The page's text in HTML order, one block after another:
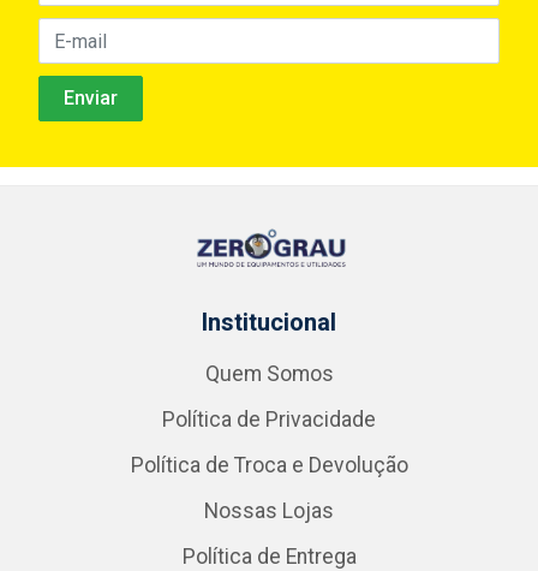
Institucional
Quem Somos
Política de Privacidade
Política de Troca e Devolução
Nossas Lojas
Política de Entrega